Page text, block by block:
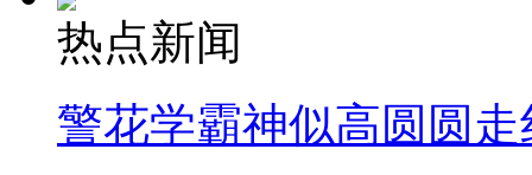
热点新闻
警花学霸神似高圆圆走